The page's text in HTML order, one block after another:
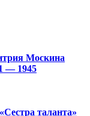
Москина
— 1945
таланта»